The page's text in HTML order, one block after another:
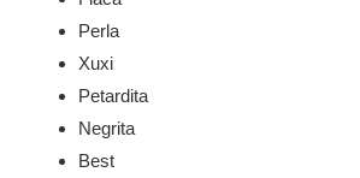
Perla
Xuxi
Petardita
Negrita
Best